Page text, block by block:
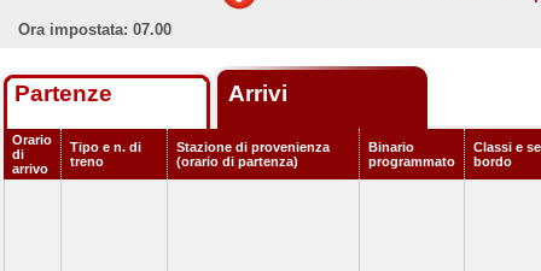
Ora impostata: 07.00
Partenze Arrivi
Orario
di
arrivo
Tipo e n. di
treno
Stazione di provenienza
(orario di partenza)
Binario
programmato
Classi e
bordo